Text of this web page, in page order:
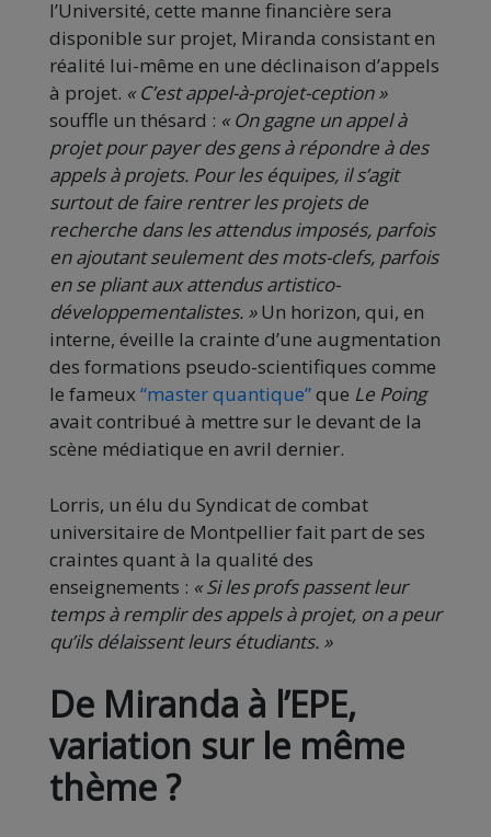
l’Université, cette manne financière sera
disponible sur projet, Miranda consistant en
réalité lui-même en une déclinaison d’appels
à projet. « C’est appel-à-projet-ception »
souffle un thésard : « On gagne un appel à
projet pour payer des gens à répondre à des
appels à projets. Pour les équipes, il s’agit
surtout de faire rentrer les projets de
recherche dans les attendus imposés, parfois
en ajoutant seulement des mots-clefs, parfois
en se pliant aux attendus artistico-
développementalistes. »Un horizon, qui, en
interne, éveille la crainte d’une augmentation
des formations pseudo-scientifiques comme
le fameux“master quantique”que Le Poing
avait contribué à mettre sur le devant de la
scène médiatique en avril dernier.
Lorris, un élu du Syndicat de combat
universitaire de Montpellier fait part de ses
craintes quant à la qualité des
enseignements : « Si les profs passent leur
temps à remplir des appels à projet, on a peur
qu’ils délaissent leurs étudiants. »
De Miranda à l’EPE,
variation sur le même
thème ?